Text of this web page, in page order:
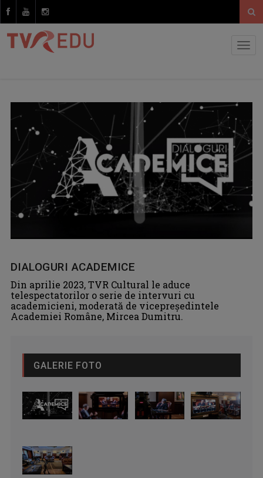
DIALOGURI ACADEMICE
Din aprilie 2023, TVR Cultural le aduce
telespectatorilor o serie de intervuri cu
academicieni, moderată de vicepreședintele
Academiei Române, Mircea Dumitru.
GALERIE FOTO